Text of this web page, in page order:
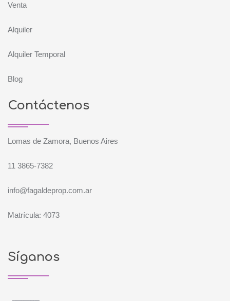
Venta
Alquiler
Alquiler Temporal
Blog
Contáctenos
Lomas de Zamora, Buenos Aires
11 3865-7382
info@fagaldeprop.com.ar
Matrícula: 4073
Síganos